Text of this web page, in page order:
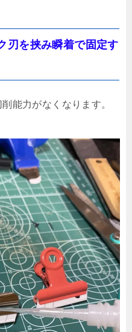
刃を挟み瞬着で固定す
能力がなくなります。